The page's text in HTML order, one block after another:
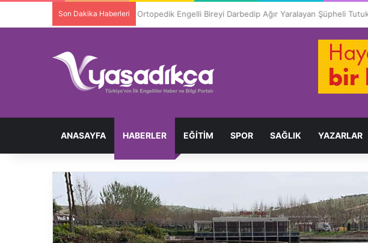
Son Dakika Haberleri Ortopedik Engelli Bireyi Darbedip Ağır Yaralayan Şüpheli
ANASAYFA HABERLER EĞITIM SPOR SAĞLIK YAZARLAR